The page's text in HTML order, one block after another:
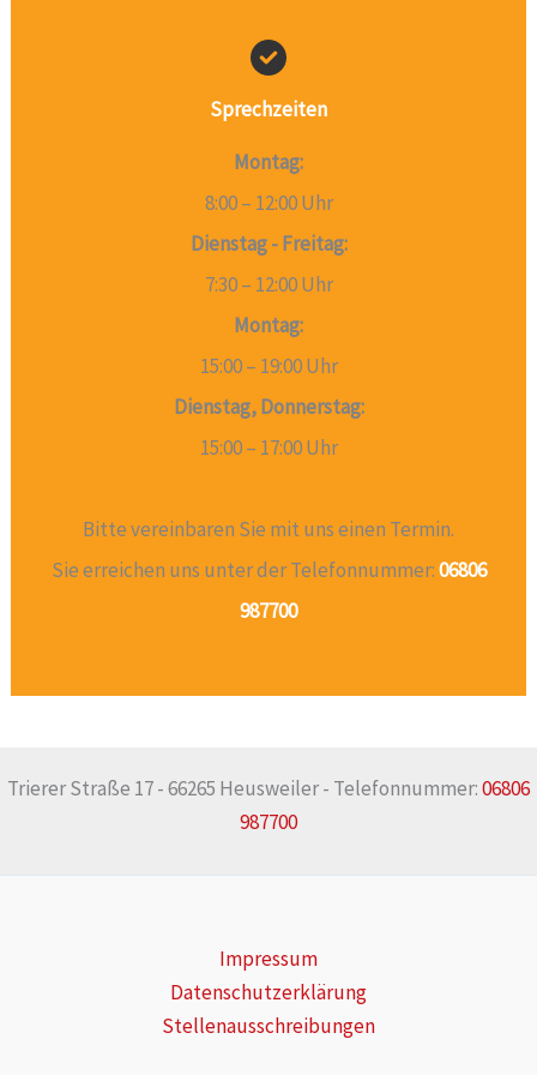
Sich mit ihrer Versichertenkarte (oder einem anderen
elektronisch ab. Privatrezepte, Hilfsmittelrezepte
(z.B. Rollator), Heilmittelrezepte (z.B.
Krankengymnastik), BTM-Rezepte (starke
Schmerzmittel), Berufsgenossenschafts-
Verordnungen u.a. werden wie bisher ausgestellt.
Sprechzeiten
Montag:
8:00 – 12:00 Uhr
Dienstag - Freitag:
7:30 – 12:00 Uhr
Montag:
15:00 – 19:00 Uhr
Dienstag, Donnerstag:
15:00 – 17:00 Uhr
Bitte vereinbaren Sie mit uns einen Termin.
Sie erreichen uns unter der Telefonnummer:06806
987700
Trierer Straße 17 - 66265 Heusweiler - Telefonnummer:06806
987700
Impressum
Datenschutzerklärung
Stellenausschreibungen